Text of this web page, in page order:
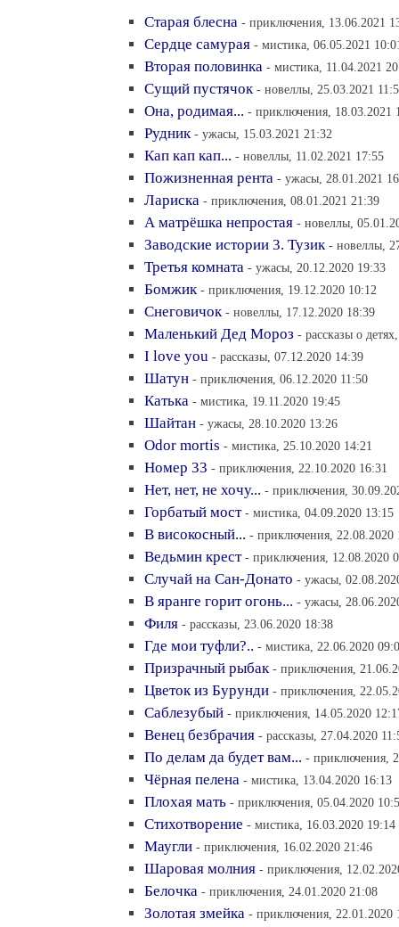
Старая блесна - приключения, 13.06.2021
Сердце самурая - мистика, 06.05.2021
Вторая половинка - мистика, 11.04.2021
Сущий пустячок - новеллы, 25.03.2021
Она, родимая... - приключения, 18.03.2021
Рудник - ужасы, 15.03.2021 21:32
Кап кап кап... - новеллы, 11.02.2021 17:55
Пожизненная рента - ужасы, 28.01.2021
Лариска - приключения, 08.01.2021 21:39
А матрёшка непростая - новеллы,
Заводские истории 3. Тузик - новеллы,
Третья комната - ужасы, 20.12.2020 19:33
Бомжик - приключения, 19.12.2020 10:12
Снеговичок - новеллы, 17.12.2020 18:39
Маленький Дед Мороз - рассказы о
I love you - рассказы, 07.12.2020 14:39
Шатун - приключения, 06.12.2020 11:50
Катька - мистика, 19.11.2020 19:45
Шайтан - ужасы, 28.10.2020 13:26
Odor mortis - мистика, 25.10.2020 14:21
Номер 33 - приключения, 22.10.2020 16:31
Нет, нет, не хочу... - приключения,
Горбатый мост - мистика, 04.09.2020 13:15
В високосный... - приключения, 22.08.2020
Ведьмин крест - приключения, 12.08.2020
Случай на Сан-Донато - ужасы,
В яранге горит огонь... - ужасы,
Филя - рассказы, 23.06.2020 18:38
Где мои туфли?.. - мистика, 22.06.2020
Призрачный рыбак - приключения,
Цветок из Бурунди - приключения,
Саблезубый - приключения, 14.05.2020
Венец безбрачия - рассказы, 27.04.2020
По делам да будет вам... - приключения,
Чёрная пелена - мистика, 13.04.2020 16:13
Плохая мать - приключения, 05.04.2020
Стихотворение - мистика, 16.03.2020 19:14
Маугли - приключения, 16.02.2020 21:46
Шаровая молния - приключения,
Белочка - приключения, 24.01.2020 21:08
Золотая змейка - приключения, 22.01.2020